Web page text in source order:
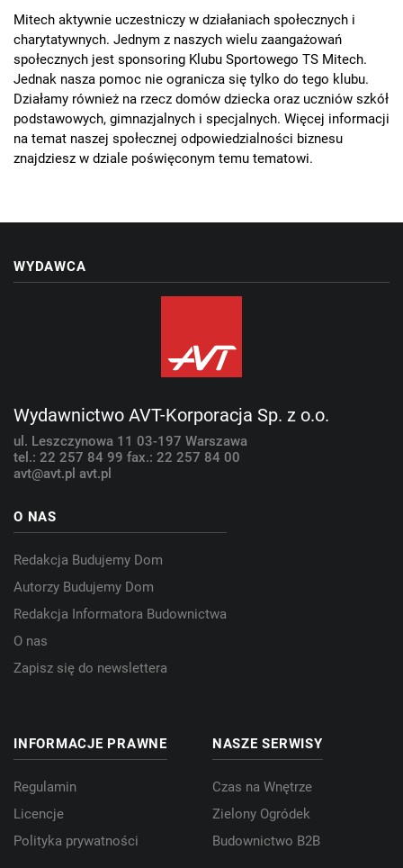
Mitech aktywnie uczestniczy w działaniach społecznych i
charytatywnych. Jednym z naszych wielu zaangażowań
społecznych jest sponsoring Klubu Sportowego TS Mitech.
Jednak nasza pomoc nie ogranicza się tylko do tego klubu.
Działamy również na rzecz domów dziecka oraz uczniów szkół
podstawowych, gimnazjalnych i specjalnych. Więcej informacji
na temat naszej społecznej odpowiedzialności biznesu
znajdziesz w dziale poświęconym temu tematowi.
WYDAWCA
Wydawnictwo AVT-Korporacja Sp. z o.o.
ul. Leszczynowa 11 03-197 Warszawa
tel.: 22 257 84 99 fax.: 22 257 84 00
avt@avt.pl avt.pl
O NAS
Redakcja Budujemy Dom
Autorzy Budujemy Dom
Redakcja Informatora Budownictwa
O nas
Zapisz się do newslettera
INFORMACJE PRAWNE
Regulamin
Licencje
Polityka prywatności
NASZE SERWISY
Czas na Wnętrze
Zielony Ogródek
Budownictwo B2B